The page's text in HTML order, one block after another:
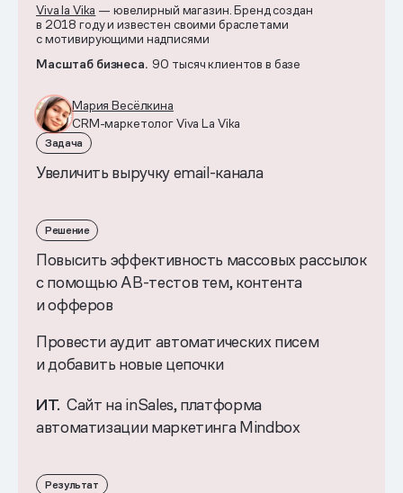
Viva la Vika — ювелирный магазин. Бренд создан
в 2018 году и известен своими браслетами
с мотивирующими надписями
Масштаб бизнеса. 90 тысяч клиентов в базе
Мария Весёлкина
CRM-маркетолог Viva La Vika
Задача
Увеличить выручку email-канала
Решение
Повысить эффективность массовых рассылок
с помощью AB-тестов тем, контента
и офферов
Провести аудит автоматических писем
и добавить новые цепочки
ИТ.Сайт на inSales, платформа
автоматизации маркетинга Mindbox
Результат